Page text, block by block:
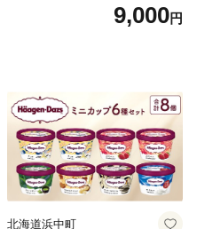
9,000円
北海道浜中町